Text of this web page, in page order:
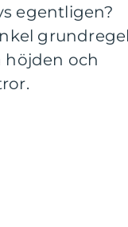
egentligen?
höjden och